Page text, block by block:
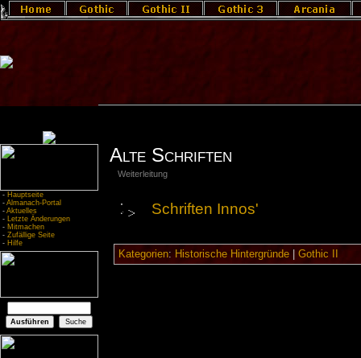
- Hauptseite
- Almanach-Portal
- Aktuelles
- Letzte Änderungen
- Mitmachen
- Zufällige Seite
- Hilfe
Alte Schriften
Weiterleitung
Schriften Innos'
Kategorien: Historische Hintergründe| Gothic II